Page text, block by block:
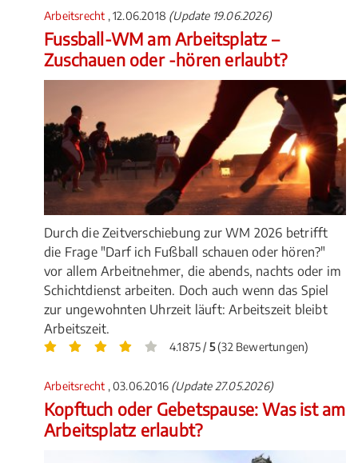
Arbeitsrecht , 12.06.2018 (Update 19.06.2026)
Fussball-WM am Arbeitsplatz –
Zuschauen oder -hören erlaubt?
Durch die Zeitverschiebung zur WM 2026 betrifft
die Frage "Darf ich Fußball schauen oder hören?"
vor allem Arbeitnehmer, die abends, nachts oder im
Schichtdienst arbeiten. Doch auch wenn das Spiel
zur ungewohnten Uhrzeit läuft: Arbeitszeit bleibt
Arbeitszeit.
4.1875 / 5(32 Bewertungen)
Arbeitsrecht , 03.06.2016 (Update 27.05.2026)
Kopftuch oder Gebetspause: Was ist am
Arbeitsplatz erlaubt?